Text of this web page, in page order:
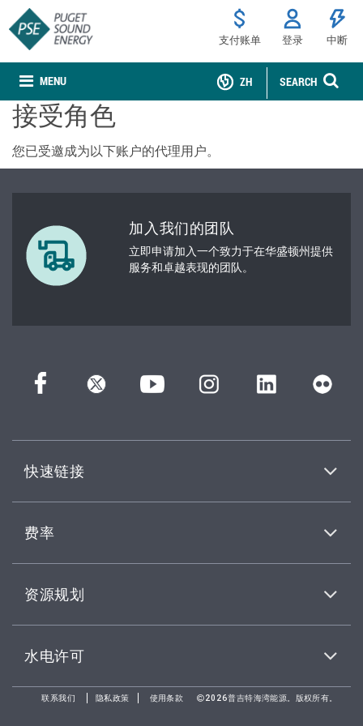
MENU
支付账单 登录 中断
SEARCH
ZH
接受角色
您已受邀成为以下账户的代理用户。
加入我们的团队
立即申请加入一个致力于在华盛顿州提供
服务和卓越表现的团队。
快速链接
费率
资源规划
水电许可
联系我们 隐私政策 使用条款 2026普吉特海湾能源。版权所有。